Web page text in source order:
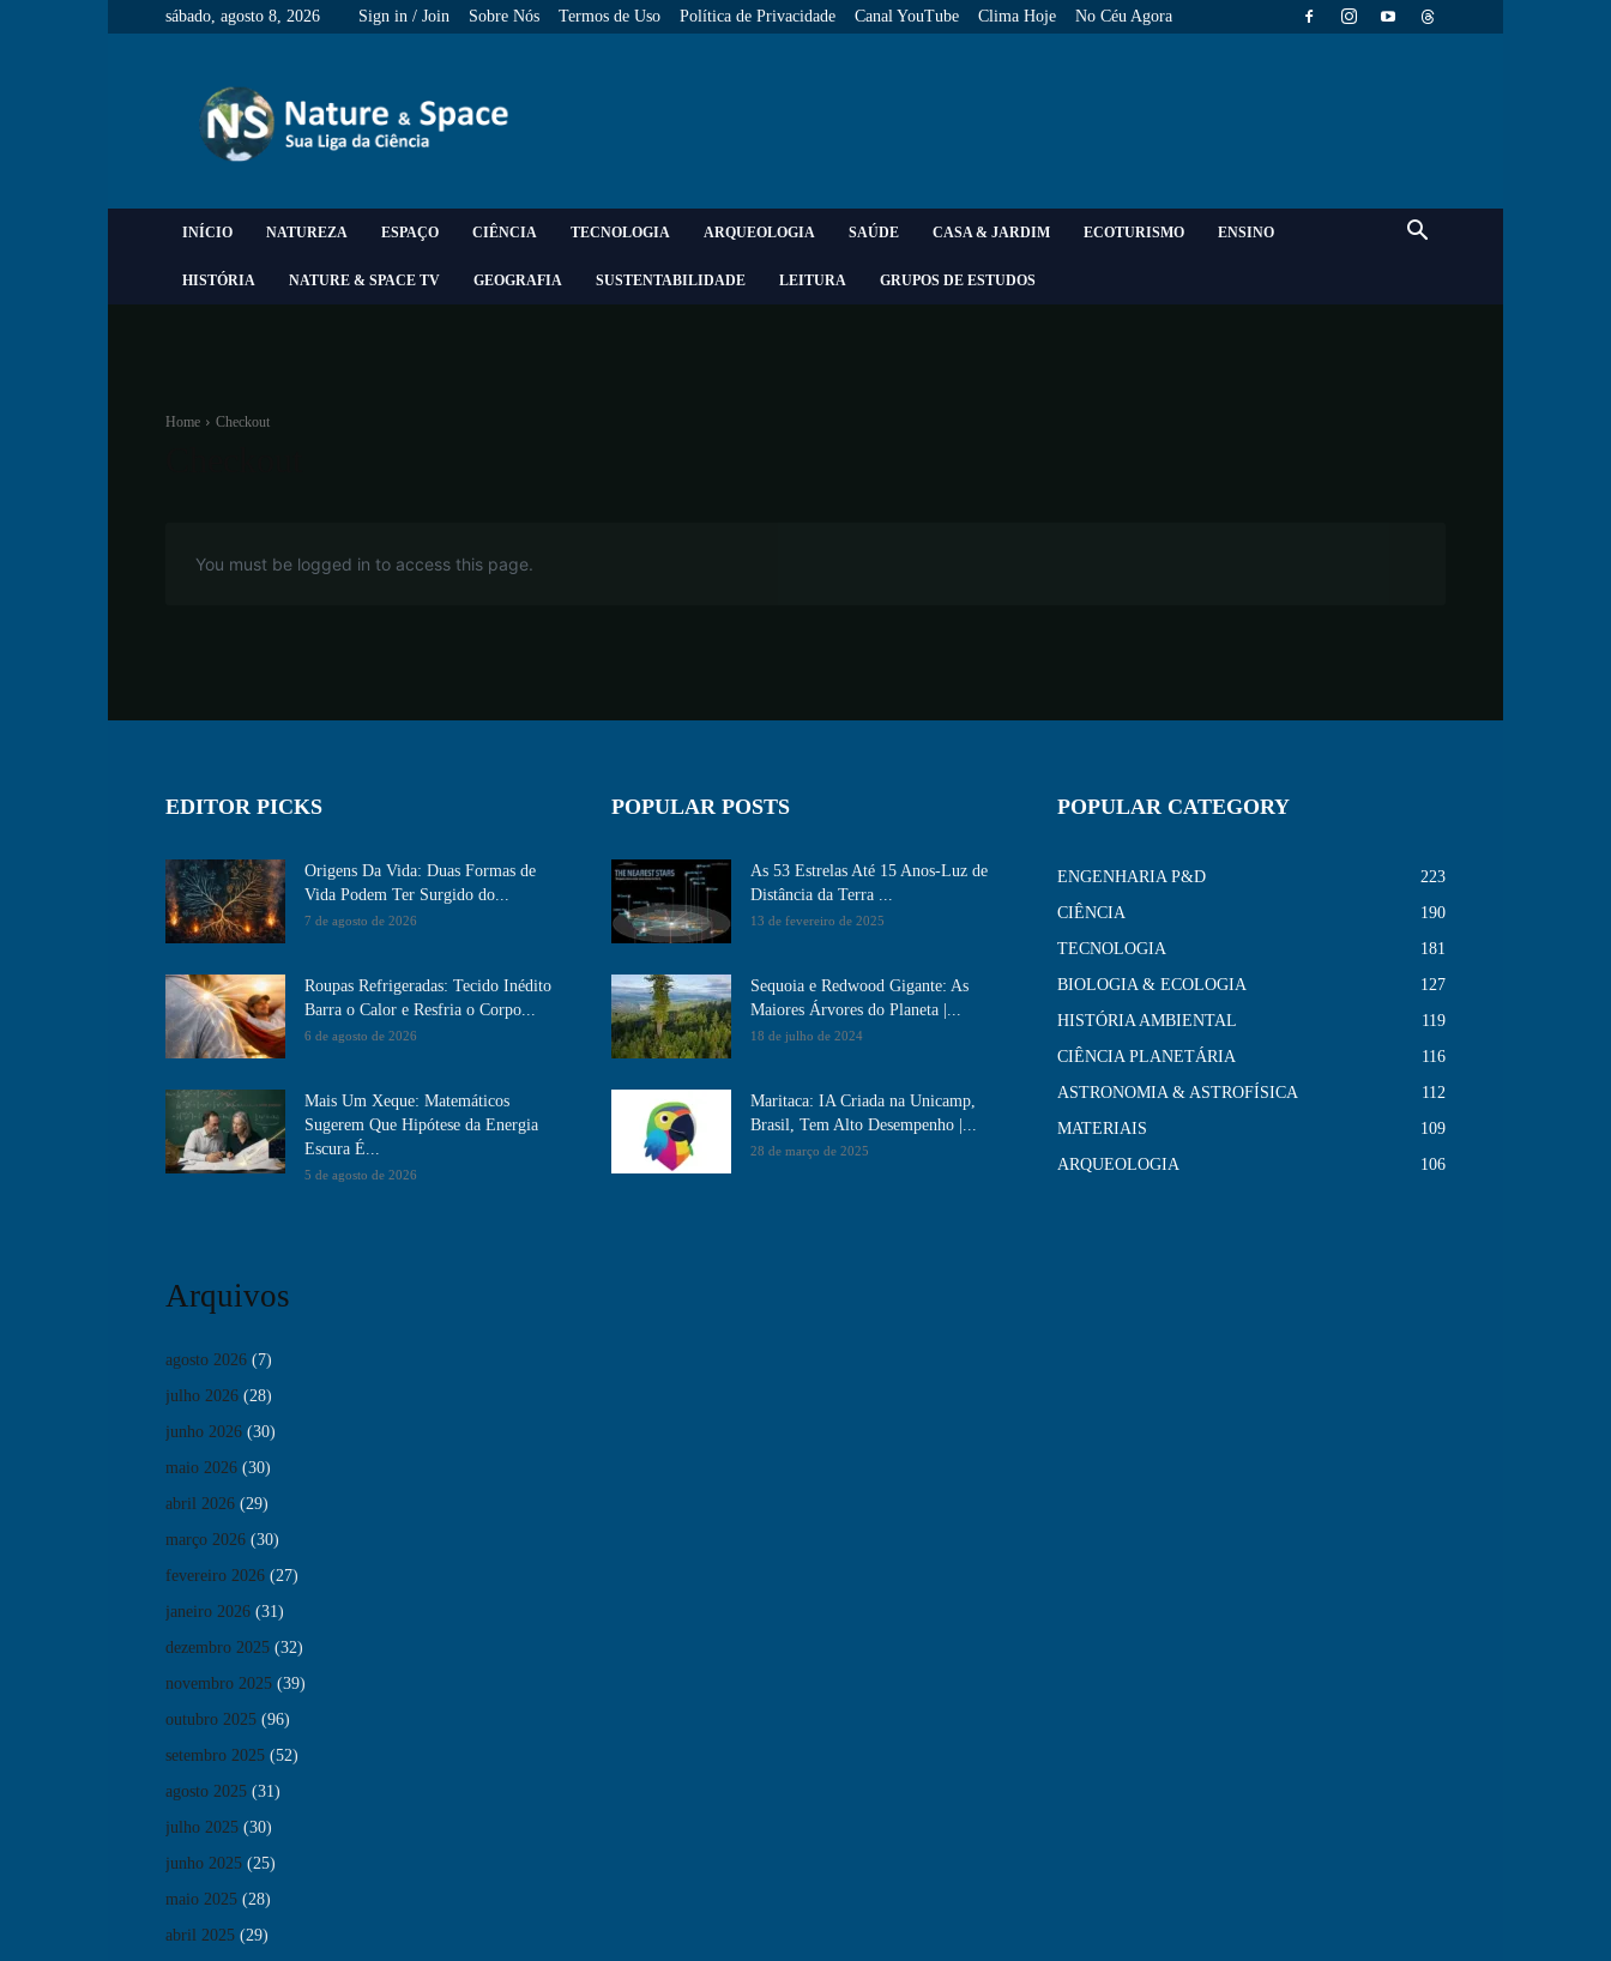
sábado, agosto 8, 2026 Sign in / Join Sobre Nós Termos de Uso Política de Privacidade Canal YouTube Clima Hoje No Céu Agora
&
Space
INÍCIO NATUREZA ESPAÇO CIÊNCIA TECNOLOGIA ARQUEOLOGIA SAÚDE CASA & JARDIM ECOTURISMO ENSINO
HISTÓRIA NATURE & SPACE TV GEOGRAFIA SUSTENTABILIDADE LEITURA GRUPOS DE ESTUDOS
Home Checkout
You must be logged in to access this page.
EDITOR PICKS
Origens Da Vida: Duas Formas de
Vida Podem Ter Surgido do...
7 de agosto de 2026
Roupas Refrigeradas: Tecido Inédito
Barra o Calor e Resfria o Corpo...
6 de agosto de 2026
Mais Um Xeque: Matemáticos
Sugerem Que Hipótese da Energia
Escura É...
5 de agosto de 2026
Arquivos
agosto 2026 (7)
julho 2026 (28)
junho 2026 (30)
maio 2026 (30)
abril 2026 (29)
março 2026 (30)
fevereiro 2026 (27)
janeiro 2026 (31)
dezembro 2025 (32)
novembro 2025 (39)
outubro 2025 (96)
setembro 2025 (52)
agosto 2025 (31)
julho 2025 (30)
junho 2025 (25)
maio 2025 (28)
abril 2025 (29)
POPULAR POSTS
As 53 Estrelas Até 15 Anos-Luz de
Distância da Terra ...
13 de fevereiro de 2025
Sequoia e Redwood Gigante: As
Maiores Árvores do Planeta |...
18 de julho de 2024
Maritaca: IA Criada na Unicamp,
Brasil, Tem Alto Desempenho​ |...
28 de março de 2025
POPULAR CATEGORY
ENGENHARIA P&D
223
CIÊNCIA
190
TECNOLOGIA
181
BIOLOGIA & ECOLOGIA
127
HISTÓRIA AMBIENTAL
119
CIÊNCIA PLANETÁRIA
116
ASTRONOMIA & ASTROFÍSICA
112
MATERIAIS
109
ARQUEOLOGIA
106